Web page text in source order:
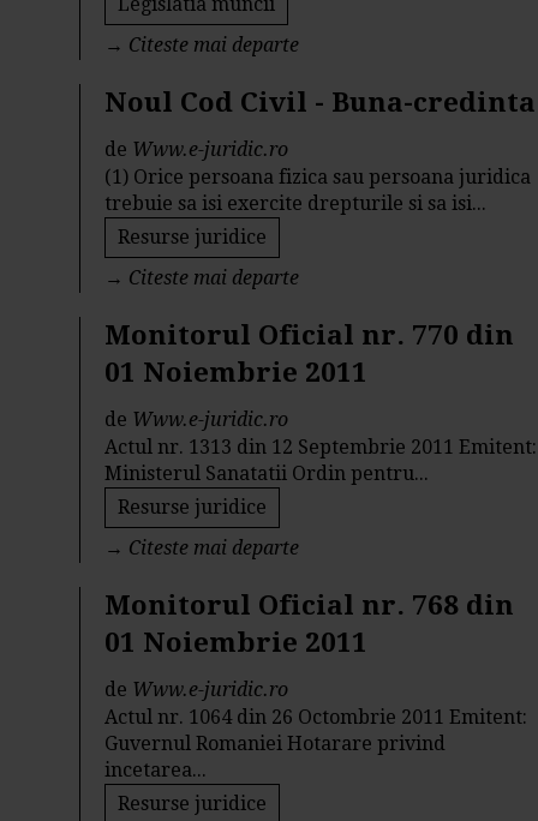
→ Citeste mai departe
Noul Cod Civil - Buna-credinta
de Www.e-juridic.ro
(1) Orice persoana fizica sau persoana juridica
trebuie sa isi exercite drepturile si sa isi...
Resurse juridice
→ Citeste mai departe
Monitorul Oficial nr. 770 din
01 Noiembrie 2011
de Www.e-juridic.ro
Actul nr. 1313 din 12 Septembrie 2011 Emitent:
Ministerul Sanatatii Ordin pentru...
Resurse juridice
→ Citeste mai departe
Monitorul Oficial nr. 768 din
01 Noiembrie 2011
de Www.e-juridic.ro
Actul nr. 1064 din 26 Octombrie 2011 Emitent:
Guvernul Romaniei Hotarare privind
incetarea...
Resurse juridice